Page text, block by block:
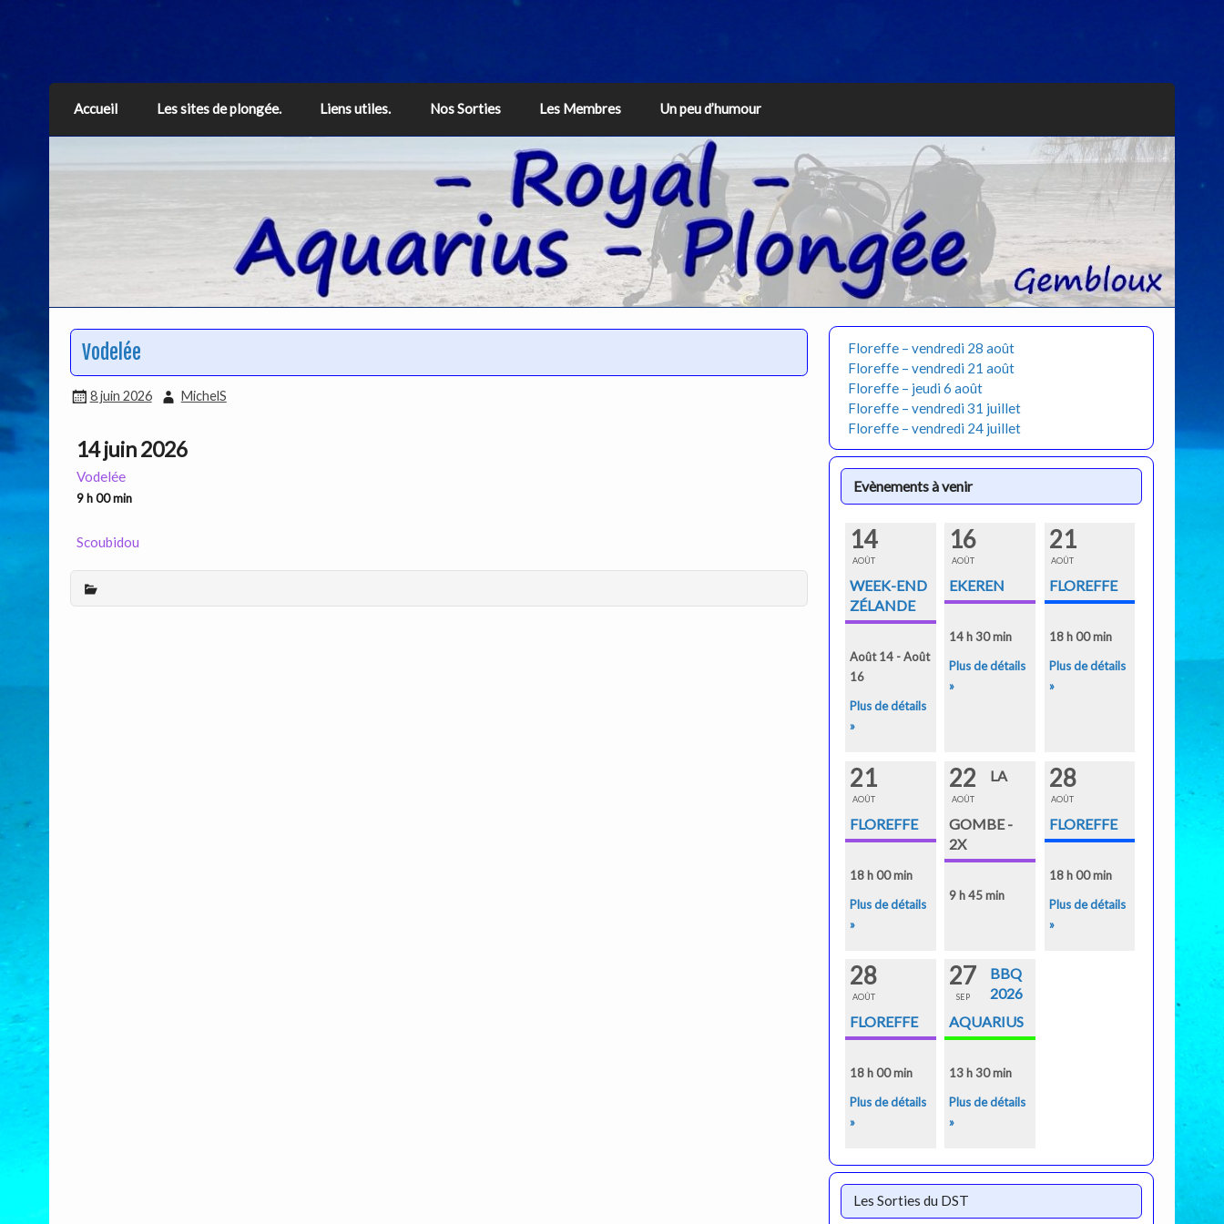
Aquarius
Accueil Les sites de plongée. Liens utiles. Nos Sorties Les Membres Un peu d’humour
Vodelée
8 juin 2026 MichelS
14 juin 2026
Vodelée
9 h 00 min
Scoubidou
Floreffe – vendredi 28 août
Floreffe – vendredi 21 août
Floreffe – jeudi 6 août
Floreffe – vendredi 31 juillet
Floreffe – vendredi 24 juillet
Evènements à venir
14
AOÛT
WEEK-END
ZÉLANDE
Août 14 - Août
16
Plus de détails
»
16
AOÛT
EKEREN
14 h 30 min
Plus de détails
»
21
AOÛT
FLOREFFE
18 h 00 min
Plus de détails
»
21
AOÛT
FLOREFFE
18 h 00 min
Plus de détails
»
22
AOÛT
LA
GOMBE -
2X
9 h 45 min
28
AOÛT
FLOREFFE
18 h 00 min
Plus de détails
»
28
AOÛT
FLOREFFE
18 h 00 min
Plus de détails
»
27
SEP
BBQ
2026
AQUARIUS
13 h 30 min
Plus de détails
»
Les Sorties du DST